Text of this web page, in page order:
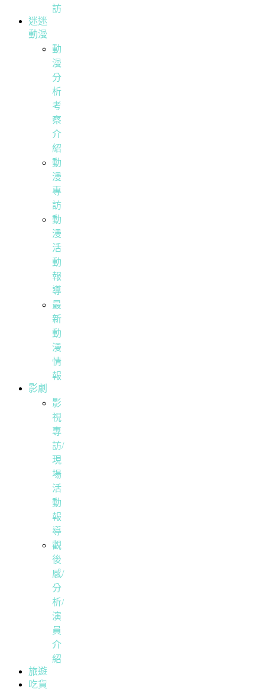
訪
迷迷
動漫
動
漫
分
析
考
察
介
紹
動
漫
專
訪
動
漫
活
動
報
導
最
新
動
漫
情
報
影劇
影
視
專
訪/
現
場
活
動
報
導
觀
後
感/
分
析/
演
員
介
紹
旅遊
吃貨